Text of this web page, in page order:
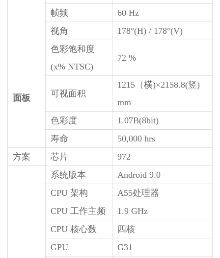
面板
帧频
60 Hz
视角
178°(H) / 178°(V)
色彩饱和度
(x% NTSC)
72 %
可视面积
1215（横)×2158.8(竖)
mm
色彩度
1.07B(8bit)
寿命
50,000 hrs
方案
芯片 972
系统版本
Android 9.0
CPU 架构
A55处理器
CPU 工作主频
1.9 GHz
CPU 核心数
四核
GPU
G31